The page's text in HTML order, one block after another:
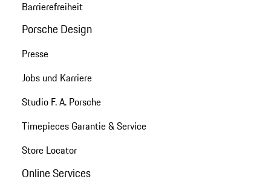
Barrierefreiheit
Porsche Design
Presse
Jobs und Karriere
Studio F. A. Porsche
Timepieces Garantie & Service
Store Locator
Online Services